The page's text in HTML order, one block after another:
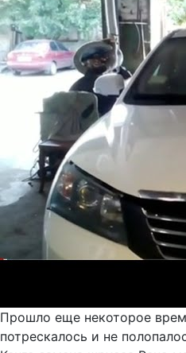
Прошло еще некоторое
потрескалось и не